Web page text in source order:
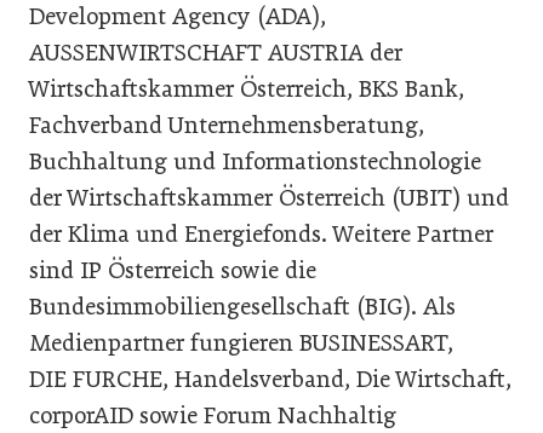
Development Agency (ADA),
AUSSENWIRTSCHAFT AUSTRIA der
Wirtschaftskammer Österreich, BKS Bank,
Fachverband Unternehmensberatung,
Buchhaltung und Informationstechnologie
der Wirtschaftskammer Österreich (UBIT) und
der Klima und Energiefonds. Weitere Partner
sind IP Österreich sowie die
Bundesimmobiliengesellschaft (BIG). Als
Medienpartner fungieren BUSINESSART,
DIE FURCHE, Handelsverband, Die Wirtschaft,
corporAID sowie Forum Nachhaltig